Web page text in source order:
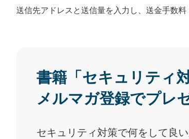
送信先アドレスと送信量を入力し、送金手数
書籍「セキュリティ
メルマガ登録でプレ
セキュリティ対策で何をして良